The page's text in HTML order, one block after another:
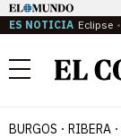
ES NOTICIA Eclipse
Menú
BURGOS RIBERA